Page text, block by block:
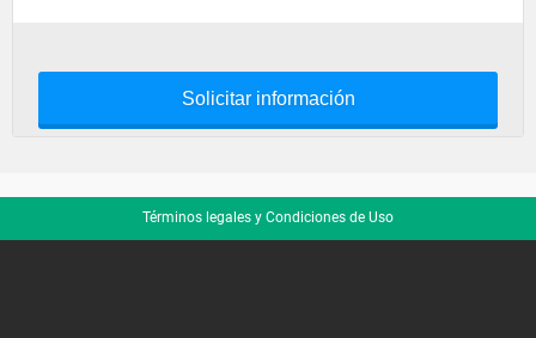
Solicitar información
Términos legales y Condiciones de Uso